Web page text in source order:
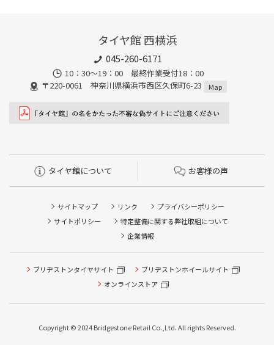
タイヤ館 西横浜
045-260-6171
10：30～19：00 最終作業受付18：00
〒220-0061 神奈川県横浜市西区久保町6-23
Map
タイヤ館について お客様の声
サイトマップ リンク
プライバシーポリシー
サイトポリシー
特定整備に関する弊社取組について
企業情報
ブリヂストンタイヤサイト
ブリヂストンホイールサイト
オンラインストア
Copyright © 2024 Bridgestone Retail Co.,Ltd. All rights Reserved.
タイヤ点検・安全点検/タイヤ履き替え/オイル交換/その他
ピット作業の予約
本日のタイヤ履き替え順番待ち予約 ※クローク契約会員の